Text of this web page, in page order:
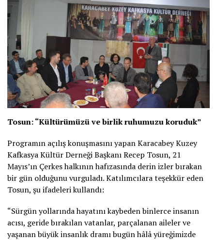
Tosun: “Kültürümüzü ve birlik ruhumuzu koruduk”
Programın açılış konuşmasını yapan Karacabey Kuzey
Kafkasya Kültür Derneği Başkanı Recep Tosun, 21
Mayıs’ın Çerkes halkının hafızasında derin izler bırakan
bir gün olduğunu vurguladı. Katılımcılara teşekkür eden
Tosun, şu ifadeleri kullandı:
“Sürgün yollarında hayatını kaybeden binlerce insanın
acısı, geride bırakılan vatanlar, parçalanan aileler ve
yaşanan büyük insanlık dramı bugün hâlâ yüreğimizde